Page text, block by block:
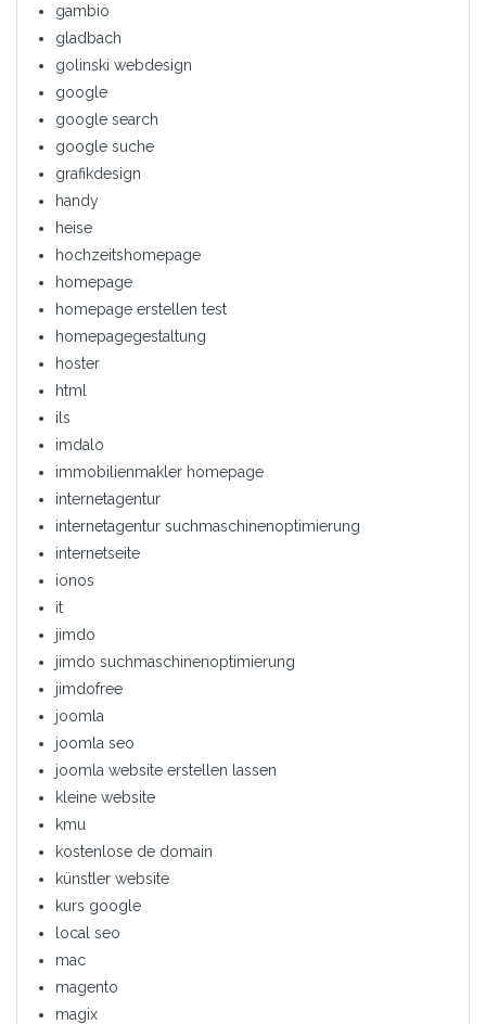
gambio
gladbach
golinski webdesign
google
google search
google suche
grafikdesign
handy
heise
hochzeitshomepage
homepage
homepage erstellen test
homepagegestaltung
hoster
html
ils
imdalo
immobilienmakler homepage
internetagentur
internetagentur suchmaschinenoptimierung
internetseite
ionos
it
jimdo
jimdo suchmaschinenoptimierung
jimdofree
joomla
joomla seo
joomla website erstellen lassen
kleine website
kmu
kostenlose de domain
künstler website
kurs google
local seo
mac
magento
magix